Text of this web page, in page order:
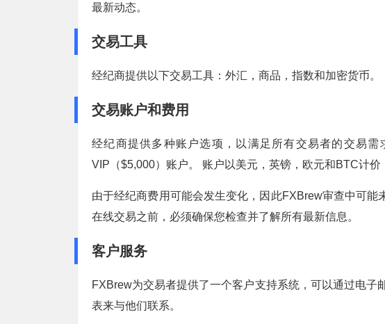
最新动态。
交易工具
经纪商提供以下交易工具：外汇，商品，指数和加密货币。
交易账户和费用
经纪商提供多种账户选项，以满足所有交易者的交易
VIP（$5,000）账户。 账户以美元，英镑，欧元和BTC计价
由于经纪商费用可能会发生变化，因此FXBrew审查中可
在线交易之前，必须确保您检查并了解所有最新信息。
客户服务
FXBrew为交易者提供了一个客户支持系统，可以通过电子
表来与他们联系。